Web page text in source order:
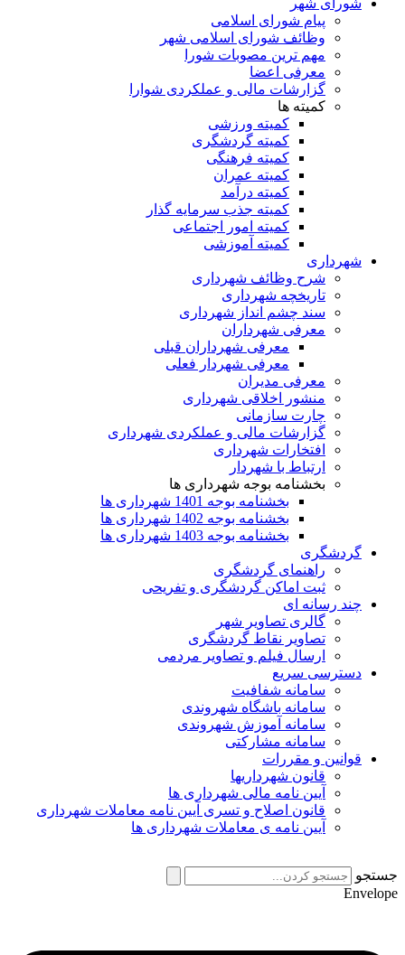
شورای شهر
پیام شورای اسلامی
وظائف شورای اسلامی شهر
مهم ترین مصوبات شورا
معرفی اعضا
گزارشات مالی و عملکردی شوارا
کمیته ها
کمیته ورزشی
کمیته گردشگری
کمیته فرهنگی
کمیته عمران
کمیته درآمد
کمیته جذب سرمایه گذار
کمیته امور اجتماعی
کمیته آموزشی
شهرداری
شرح وظائف شهرداری
تاریخچه شهرداری
سند چشم انداز شهرداری
معرفی شهرداران
معرفی شهرداران قبلی
معرفی شهردار فعلی
معرفی مدیران
منشور اخلاقی شهرداری
چارت سازمانی
گزارشات مالی و عملکردی شهرداری
افتخارات شهرداری
ارتباط با شهردار
بخشنامه بوجه شهرداری ها
بخشنامه بوجه 1401 شهرداری ها
بخشنامه بوجه 1402 شهرداری ها
بخشنامه بوجه 1403 شهرداری ها
گردشگری
راهنمای گردشگری
ثبت اماکن گردشگری و تفریحی
چند رسانه ای
گالری تصاویر شهر
تصاویر نقاط گردشگری
ارسال فیلم و تصاویر مردمی
دسترسی سریع
سامانه شفافیت
سامانه باشگاه شهروندی
سامانه آموزش شهروندی
سامانه مشارکتی
قوانین و مقررات
قانون شهرداریها
آیین نامه مالی شهرداری ها
قانون اصلاح و تسری آیین نامه معاملات شهرداری
آیین نامه ی معاملات شهرداری ها
جستجو
Envelope